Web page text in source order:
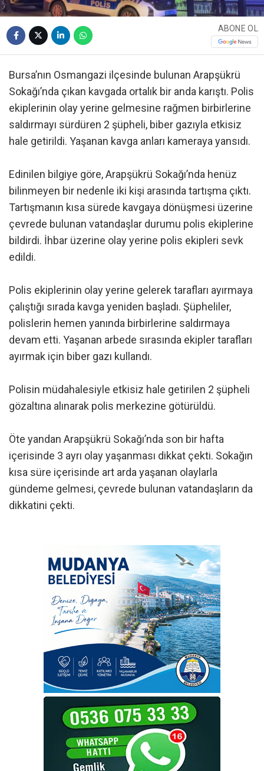
ABONE OL
Bursa’nın Osmangazi ilçesinde bulunan Arapşükrü
Sokağı’nda çıkan kavgada ortalık bir anda karıştı. Polis
ekiplerinin olay yerine gelmesine rağmen birbirlerine
saldırmayı sürdüren 2 şüpheli, biber gazıyla etkisiz
hale getirildi. Yaşanan kavga anları kameraya yansıdı.
Edinilen bilgiye göre, Arapşükrü Sokağı’nda henüz
bilinmeyen bir nedenle iki kişi arasında tartışma çıktı.
Tartışmanın kısa sürede kavgaya dönüşmesi üzerine
çevrede bulunan vatandaşlar durumu polis ekiplerine
bildirdi. İhbar üzerine olay yerine polis ekipleri sevk
edildi.
Polis ekiplerinin olay yerine gelerek tarafları ayırmaya
çalıştığı sırada kavga yeniden başladı. Şüpheliler,
polislerin hemen yanında birbirlerine saldırmaya
devam etti. Yaşanan arbede sırasında ekipler tarafları
ayırmak için biber gazı kullandı.
Polisin müdahalesiyle etkisiz hale getirilen 2 şüpheli
gözaltına alınarak polis merkezine götürüldü.
Öte yandan Arapşükrü Sokağı’nda son bir hafta
içerisinde 3 ayrı olay yaşanması dikkat çekti. Sokağın
kısa süre içerisinde art arda yaşanan olaylarla
gündeme gelmesi, çevrede bulunan vatandaşların da
dikkatini çekti.